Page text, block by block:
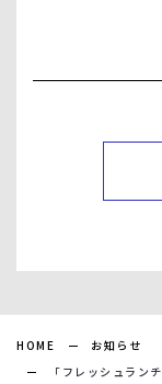
HOME
お知らせ
「フレッシュラン